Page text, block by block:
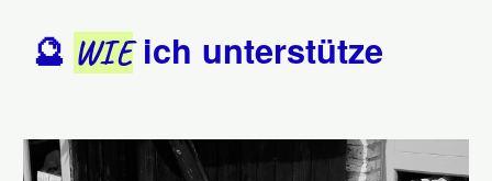
🔮 WIEich unterstütze